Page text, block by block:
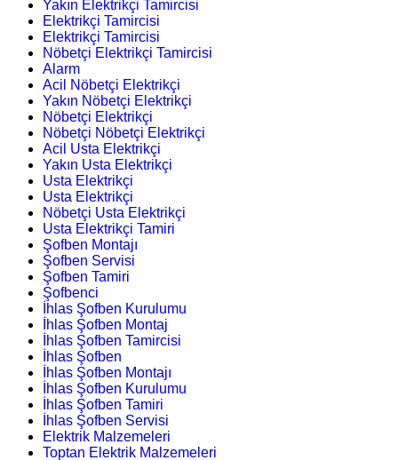
Yakın Elektrikçi Tamircisi
Elektrikçi Tamircisi
Elektrikçi Tamircisi
Nöbetçi Elektrikçi Tamircisi
Alarm
Acil Nöbetçi Elektrikçi
Yakın Nöbetçi Elektrikçi
Nöbetçi Elektrikçi
Nöbetçi Nöbetçi Elektrikçi
Acil Usta Elektrikçi
Yakın Usta Elektrikçi
Usta Elektrikçi
Usta Elektrikçi
Nöbetçi Usta Elektrikçi
Usta Elektrikçi Tamiri
Şofben Montajı
Şofben Servisi
Şofben Tamiri
Şofbenci
İhlas Şofben Kurulumu
İhlas Şofben Montaj
İhlas Şofben Tamircisi
İhlas Şofben
İhlas Şofben Montajı
İhlas Şofben Kurulumu
İhlas Şofben Tamiri
İhlas Şofben Servisi
Elektrik Malzemeleri
Toptan Elektrik Malzemeleri